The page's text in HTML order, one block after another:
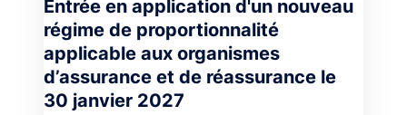
Entrée en application d'un nouveau
régime de proportionnalité
applicable aux organismes
d’assurance et de réassurance le
30 janvier 2027